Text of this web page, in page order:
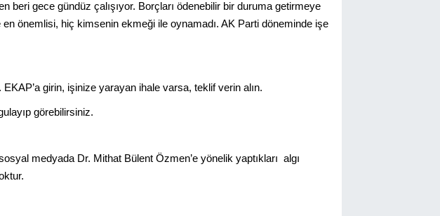
beri gece gündüz çalışıyor. Borçları ödenebilir bir duruma getirmeye
önemlisi, hiç kimsenin ekmeği ile oynamadı. AK Parti döneminde işe
girin, işinize yarayan ihale varsa, teklif verin alın.
görebilirsiniz.
medyada Dr. Mithat Bülent Özmen’e yönelik yaptıkları algı